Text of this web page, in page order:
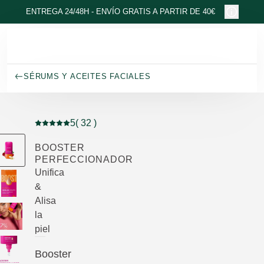
Ir al contenido principal
ENTREGA 24/48H - ENVÍO GRATIS A PARTIR DE 40€
SÉRUMS Y ACEITES FACIALES
Puntuación: 5 / 5 estrellas 32 valoraciones de usuarios
5( 32 )
BOOSTER
PERFECCIONADOR
Unifica
&
Alisa
la
piel
Booster